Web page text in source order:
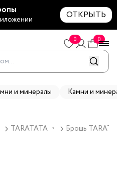
ОТКРЫТЬ
0 0
и минералы Камни и
TARATATA ▼ Брошь